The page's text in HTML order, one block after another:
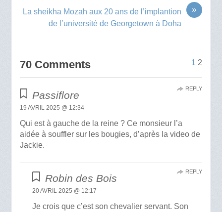
»
La sheikha Mozah aux 20 ans de l’implantion
de l’université de Georgetown à Doha
70 Comments 1 2
Passiflore
19 AVRIL 2025 @ 12:34
Qui est à gauche de la reine ? Ce monsieur l’a
aidée à souffler sur les bougies, d’après la video de
Jackie.
REPLY
Robin des Bois
20 AVRIL 2025 @ 12:17
Je crois que c’est son chevalier servant. Son
REPLY